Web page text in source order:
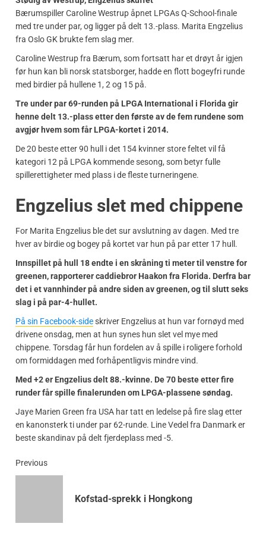
Bærumspiller Caroline Westrup åpnet LPGAs Q-School-finale
med tre under par, og ligger på delt 13.-plass. Marita Engzelius
fra Oslo GK brukte fem slag mer.
Caroline Westrup fra Bærum, som fortsatt har et drøyt år igjen
før hun kan bli norsk statsborger, hadde en flott bogeyfri runde
med birdier på hullene 1, 2 og 15 på.
Tre under par 69-runden på LPGA International i Florida gir
henne delt 13.-plass etter den første av de fem rundene som
avgjør hvem som får LPGA-kortet i 2014.
De 20 beste etter 90 hull i det 154 kvinner store feltet vil få
kategori 12 på LPGA kommende sesong, som betyr fulle
spillerettigheter med plass i de fleste turneringene.
Engzelius slet med chippene
For Marita Engzelius ble det sur avslutning av dagen. Med tre
hver av birdie og bogey på kortet var hun på par etter 17 hull.
Innspillet på hull 18 endte i en skråning ti meter til venstre for
greenen, rapporterer caddiebror Haakon fra Florida. Derfra bar
det i et vannhinder på andre siden av greenen, og til slutt seks
slag i på par-4-hullet.
På sin Facebook-sideskriver Engzelius at hun var fornøyd med
drivene onsdag, men at hun synes hun slet vel mye med
chippene. Torsdag får hun fordelen av å spille i roligere forhold
om formiddagen med forhåpentligvis mindre vind.
Med +2 er Engzelius delt 88.-kvinne. De 70 beste etter fire
runder får spille finalerunden om LPGA-plassene søndag.
Jaye Marien Green fra USA har tatt en ledelse på fire slag etter
en kanonsterk ti under par 62-runde. Line Vedel fra Danmark er
beste skandinav på delt fjerdeplass med -5.
Previous
Kofstad-sprekk i Hongkong